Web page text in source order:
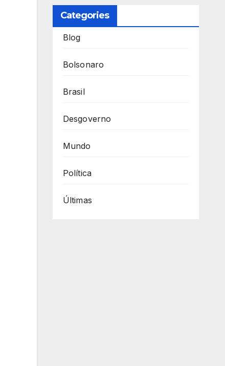
Categories
Blog
Bolsonaro
Brasil
Desgoverno
Mundo
Política
Últimas